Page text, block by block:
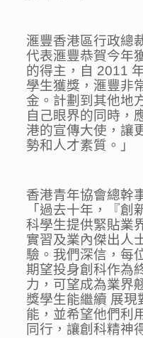
滙豐香港區行政總
代表滙豐恭賀今年
的得主，自 2011
學生獲獎，滙豐非
金。計劃到其他地
自己眼界的同時，
港的宣傳大使，讓
勢和人才素質。」
香港青年協會總幹
「過去十年，『創
科學生提供緊貼業
實習及業內傑出人
驗。我們深信，每
期望投身創科作為
力，可望成為業界
獎學生能繼續 展現
能，並希望他們利
同行，讓創科精神